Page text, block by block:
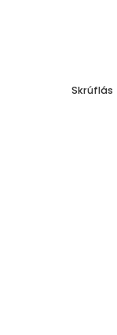
Skrúflás